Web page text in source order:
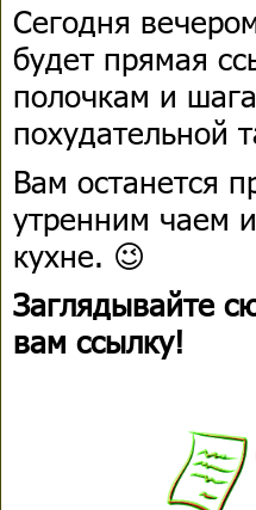
Сегодня
будет прямая
полочкам и
похудательной
Вам останется
утренним чаем
кухне. 😉
Заглядывайте
вам ссылку!